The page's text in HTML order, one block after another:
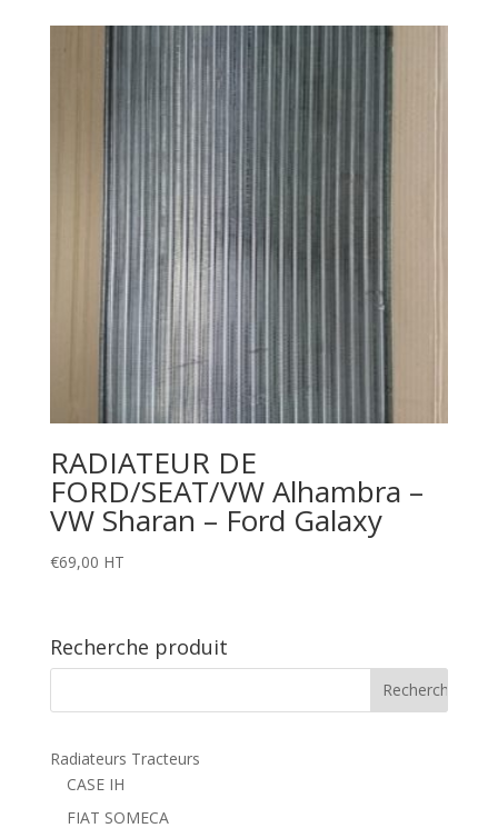
RADIATEUR DE
FORD/SEAT/VW Alhambra –
VW Sharan – Ford Galaxy
€69,00 HT
Recherche produit
Radiateurs Tracteurs
CASE IH
FIAT SOMECA